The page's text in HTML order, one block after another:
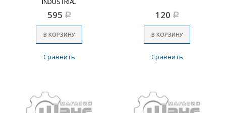
595 Р
В КОРЗИНУ
Сравнить
120 Р
В КОРЗИНУ
Сравнить